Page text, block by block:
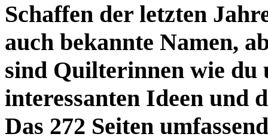
Schaffen der letzten
auch bekannte Namen,
sind Quilterinnen wie du
interessanten Ideen und
Das 272 Seiten